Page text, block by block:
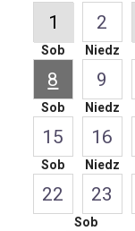
1 2
Sob
8
Niedz
9
Sob
15
Niedz
16
Sob
22
Niedz
23
Sob